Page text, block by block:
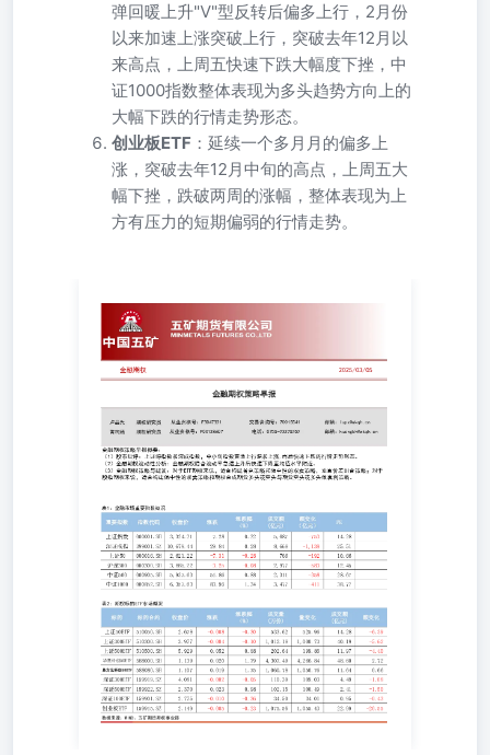
弹回暖上升"V"型反转后偏多上行，2月份
以来加速上涨突破上行，突破去年12月以
来高点，上周五快速下跌大幅度下挫，中
证1000指数整体表现为多头趋势方向上的
大幅下跌的行情走势形态。
创业板ETF ：延续一个多月月的偏多上
涨，突破去年12月中旬的高点，上周五大
幅下挫，跌破两周的涨幅，整体表现为上
方有压力的短期偏弱的行情走势。
研究员从业资格号：F3047321从业资格号：F03138607交易
咨询号：Z0015541电话：0755-23375252邮箱：
lupx@wkqh.cn邮箱：huangkh@wkqh.cn 金融期权策略早报
概要： （1）股市短评：上证综指数和深成指数，中小创指
数震荡上行温和上涨,而后快速下跌的行情走势形态。
（2）金融期权波动性分析：金融期权隐含波动率急速上升
后快速下降至均值水平附近。 （3）金融期权策略与建议：
对于ETF期权来说，适合构建备兑策略和偏中性的双卖策
中性的双卖策略和期权合成期货多头或空头与期货空头或多
头做套利策略。 期权因子PCR指标，持仓量PCR=看跌期权
持仓量/看涨期权持仓量，主要是用来描述期权标的行情的
强弱；成交量PCR=看跌期权成交量/看涨期权成交量，主要
是用来描述标的行情是否出现转折时机。 期权因子压力点
和支撑点，从看涨期权和看跌期权最大持仓量所在的行权价
来看期权标的的压力点和支撑点。 期权因子期权隐含波动
率，平值期权隐含波动率，看涨和看跌平值期权隐含波动率
的算术平均值；加权期权隐含波动率运用的是当月和次月期
权合约成交量加权平均。 策略与建议： （1）金融期权板